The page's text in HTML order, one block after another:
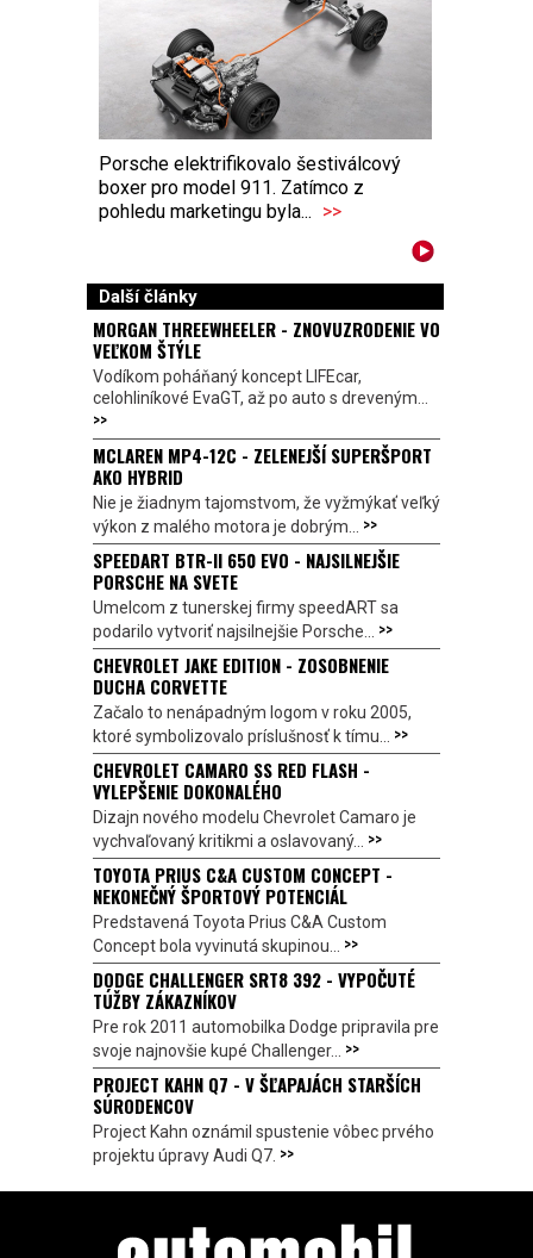
Porsche elektrifikovalo šestiválcový
boxer pro model 911. Zatímco z
pohledu marketingu byla... >>
Další články
MORGAN THREEWHEELER - ZNOVUZRODENIE VO
VEĽKOM ŠTÝLE
Vodíkom poháňaný koncept LIFEcar,
celohliníkové EvaGT, až po auto s dreveným...
>>
MCLAREN MP4-12C - ZELENEJŠÍ SUPERŠPORT
AKO HYBRID
Nie je žiadnym tajomstvom, že vyžmýkať veľký
výkon z malého motora je dobrým... >>
SPEEDART BTR-II 650 EVO - NAJSILNEJŠIE
PORSCHE NA SVETE
Umelcom z tunerskej firmy speedART sa
podarilo vytvoriť najsilnejšie Porsche... >>
CHEVROLET JAKE EDITION - ZOSOBNENIE
DUCHA CORVETTE
Začalo to nenápadným logom v roku 2005,
ktoré symbolizovalo príslušnosť k tímu... >>
CHEVROLET CAMARO SS RED FLASH -
VYLEPŠENIE DOKONALÉHO
Dizajn nového modelu Chevrolet Camaro je
vychvaľovaný kritikmi a oslavovaný... >>
TOYOTA PRIUS C&A CUSTOM CONCEPT -
NEKONEČNÝ ŠPORTOVÝ POTENCIÁL
Predstavená Toyota Prius C&A Custom
Concept bola vyvinutá skupinou... >>
DODGE CHALLENGER SRT8 392 - VYPOČUTÉ
TÚŽBY ZÁKAZNÍKOV
Pre rok 2011 automobilka Dodge pripravila pre
svoje najnovšie kupé Challenger... >>
PROJECT KAHN Q7 - V ŠĽAPAJÁCH STARŠÍCH
SÚRODENCOV
Project Kahn oznámil spustenie vôbec prvého
projektu úpravy Audi Q7. >>